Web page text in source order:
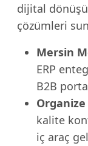
dijital
çözümleri
Mersin
ERP
B2B
kalite
iç araç